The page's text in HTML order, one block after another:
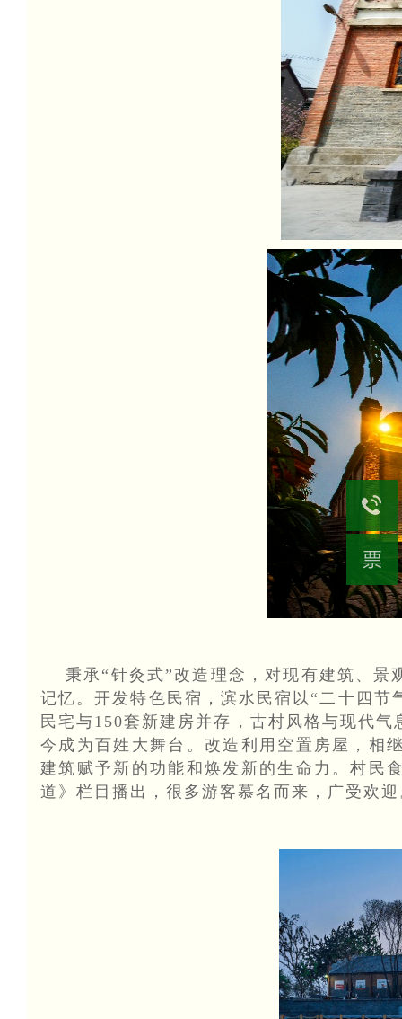
秉承“针灸式”改造理念，对现有建筑、
记忆。开发特色民宿，滨水民宿以“二十四
民宅与150套新建房并存，古村风格与现代
今成为百姓大舞台。改造利用空置房屋，相
建筑赋予新的功能和焕发新的生命力。村民
道》栏目播出，很多游客慕名而来，广受欢